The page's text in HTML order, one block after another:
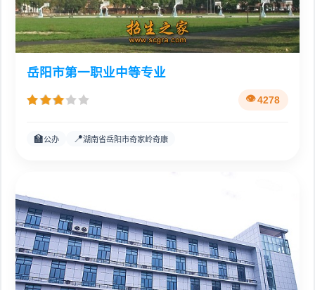
岳阳市第一职业中等专业
4278
🏫公办 📍湖南省岳阳市奇家岭奇康